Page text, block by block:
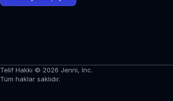
Telif Hakkı © 2026 Jenni, Inc.
Tüm haklar saklıdır.